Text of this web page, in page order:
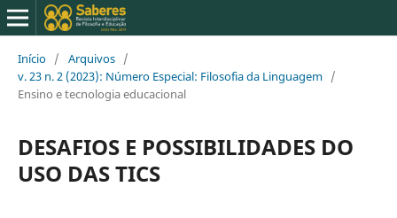
Início / Arquivos /
v. 23 n. 2 (2023): Número Especial: Filosofia da Linguagem /
Ensino e tecnologia educacional
DESAFIOS E POSSIBILIDADES DO
USO DAS TICS